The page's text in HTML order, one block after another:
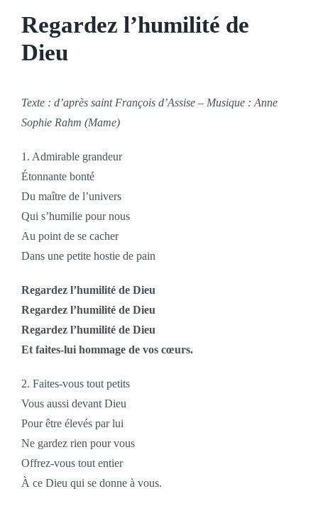
Regardez l’humilité de
Dieu
Texte : d’après saint François d’Assise – Musique : Anne
Sophie Rahm (Mame)
1. Admirable grandeur
Étonnante bonté
Du maître de l’univers
Qui s’humilie pour nous
Au point de se cacher
Dans une petite hostie de pain
Regardez l’humilité de Dieu
Regardez l’humilité de Dieu
Regardez l’humilité de Dieu
Et faites-lui hommage de vos cœurs.
2. Faites-vous tout petits
Vous aussi devant Dieu
Pour être élevés par lui
Ne gardez rien pour vous
Offrez-vous tout entier
À ce Dieu qui se donne à vous.